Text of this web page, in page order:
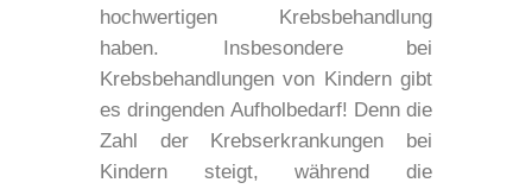
hochwertigen Krebsbehandlung
haben. Insbesondere bei
Krebsbehandlungen von Kindern gibt
es dringenden Aufholbedarf! Denn die
Zahl der Krebserkrankungen bei
Kindern steigt, während die